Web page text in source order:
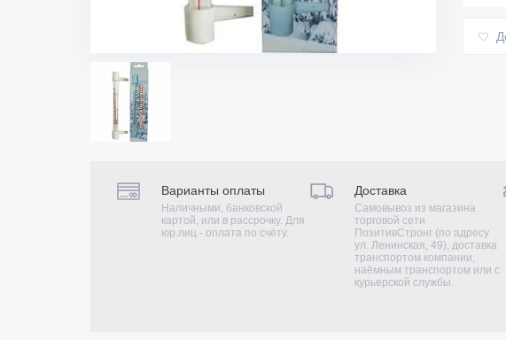
Варианты оплаты
Наличными, банковской
картой, или в рассрочку. Для
юр.лиц - оплата по счёту.
Доставка
Самовывоз из магазина
торговой сети
ПозитивСтронг (по адресу
ул. Ленинская, 49), доставка
транспортом компании,
наёмным транспортом или с
курьерской службы.